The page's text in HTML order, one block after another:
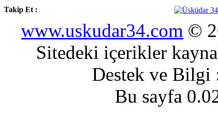
Takip Et :
www.uskudar34.com ©
Sitedeki içerikler
Destek ve
Bu sayfa